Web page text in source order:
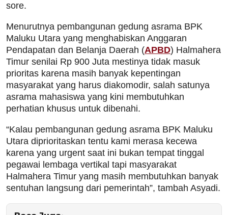
sore.
Menurutnya pembangunan gedung asrama BPK
Maluku Utara yang menghabiskan Anggaran
Pendapatan dan Belanja Daerah (APBD) Halmahera
Timur senilai Rp 900 Juta mestinya tidak masuk
prioritas karena masih banyak kepentingan
masyarakat yang harus diakomodir, salah satunya
asrama mahasiswa yang kini membutuhkan
perhatian khusus untuk dibenahi.
“Kalau pembangunan gedung asrama BPK Maluku
Utara diprioritaskan tentu kami merasa kecewa
karena yang urgent saat ini bukan tempat tinggal
pegawai lembaga vertikal tapi masyarakat
Halmahera Timur yang masih membutuhkan banyak
sentuhan langsung dari pemerintah”, tambah Asyadi.